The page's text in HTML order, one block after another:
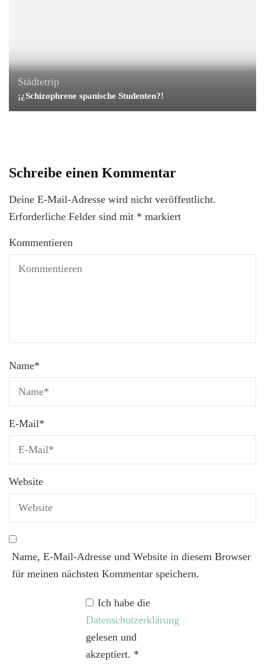
Städtetrip
¡¿Schizophrene spanische Studenten?!
Schreibe einen Kommentar
Deine E-Mail-Adresse wird nicht veröffentlicht.
Erforderliche Felder sind mit * markiert
Kommentieren
Name*
E-Mail*
Website
Name, E-Mail-Adresse und Website in diesem Browser
für meinen nächsten Kommentar speichern.
Ich habe die
Datenschutzerklärung
gelesen und
akzeptiert. *